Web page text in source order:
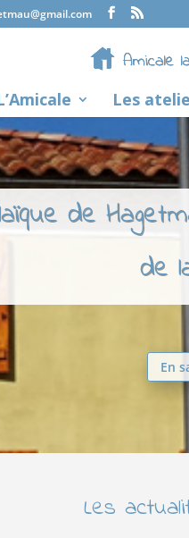
Les
de
de
En
Les